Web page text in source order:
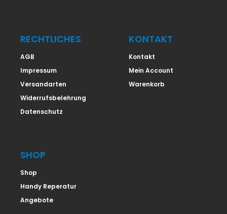
RECHTLICHES
AGB
Impressum
Versandarten
Widerrufsbelehrung
Datenschutz
KONTAKT
Kontakt
Mein Account
Warenkorb
SHOP
Shop
Handy Reperatur
Angebote